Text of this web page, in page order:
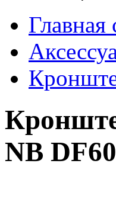
Главная
NB